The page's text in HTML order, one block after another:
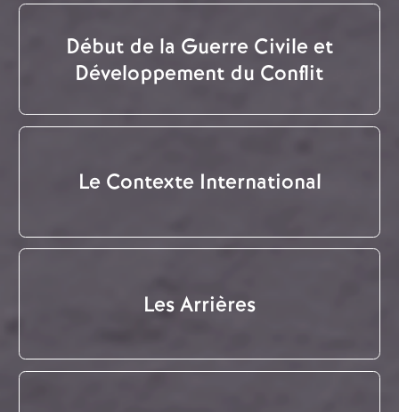
Début de la Guerre Civile et
Développement du Conflit
Le Contexte International
Les Arrières